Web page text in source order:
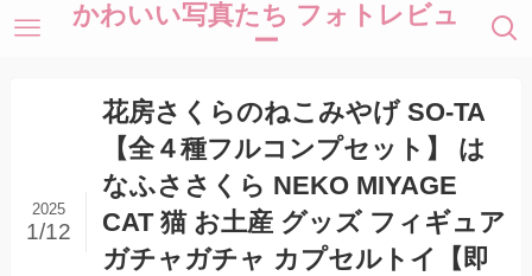
かわいい写真たち フォトレビュ
ー
花房さくらのねこみやげ SO-TA
【全４種フルコンプセット】 は
なふささくら NEKO MIYAGE
CAT 猫 お土産 グッズ フィギュア
ガチャガチャ カプセルトイ【即
2025
1/12